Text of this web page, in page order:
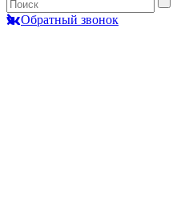
Обратный звонок